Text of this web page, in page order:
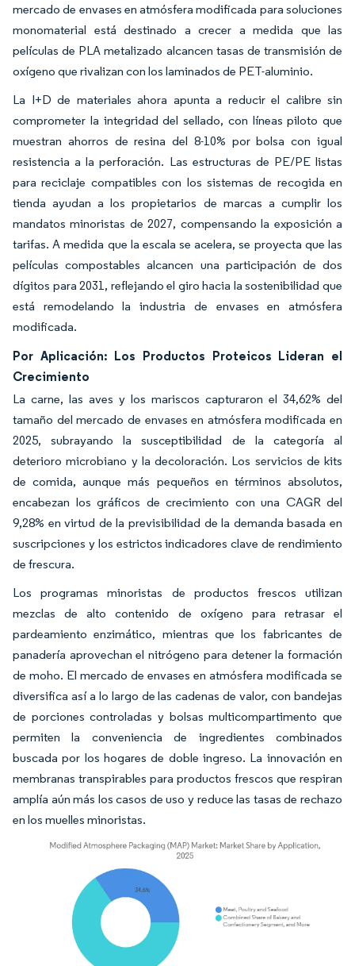
mercado de envases en atmósfera modificada para soluciones
monomaterial está destinado a crecer a medida que las
películas de PLA metalizado alcancen tasas de transmisión de
oxígeno que rivalizan con los laminados de PET-aluminio.
La I+D de materiales ahora apunta a reducir el calibre sin
comprometer la integridad del sellado, con líneas piloto que
muestran ahorros de resina del 8-10% por bolsa con igual
resistencia a la perforación. Las estructuras de PE/PE listas
para reciclaje compatibles con los sistemas de recogida en
tienda ayudan a los propietarios de marcas a cumplir los
mandatos minoristas de 2027, compensando la exposición a
tarifas. A medida que la escala se acelera, se proyecta que las
películas compostables alcancen una participación de dos
dígitos para 2031, reflejando el giro hacia la sostenibilidad que
está remodelando la industria de envases en atmósfera
modificada.
Por Aplicación: Los Productos Proteicos Lideran el
Crecimiento
La carne, las aves y los mariscos capturaron el 34,62% del
tamaño del mercado de envases en atmósfera modificada en
2025, subrayando la susceptibilidad de la categoría al
deterioro microbiano y la decoloración. Los servicios de kits
de comida, aunque más pequeños en términos absolutos,
encabezan los gráficos de crecimiento con una CAGR del
9,28% en virtud de la previsibilidad de la demanda basada en
suscripciones y los estrictos indicadores clave de rendimiento
de frescura.
Los programas minoristas de productos frescos utilizan
mezclas de alto contenido de oxígeno para retrasar el
pardeamiento enzimático, mientras que los fabricantes de
panadería aprovechan el nitrógeno para detener la formación
de moho. El mercado de envases en atmósfera modificada se
diversifica así a lo largo de las cadenas de valor, con bandejas
de porciones controladas y bolsas multicompartimento que
permiten la conveniencia de ingredientes combinados
buscada por los hogares de doble ingreso. La innovación en
membranas transpirables para productos frescos que respiran
amplía aún más los casos de uso y reduce las tasas de rechazo
en los muelles minoristas.